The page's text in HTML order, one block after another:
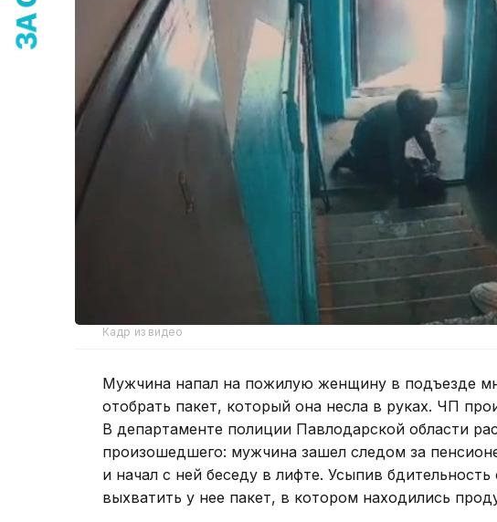
Кадр из видео
Мужчина напал на пожилую женщину в подъезде
отобрать пакет, который она несла в руках. ЧП
В департаменте полиции Павлодарской области
произошедшего: мужчина зашел следом за
и начал с ней беседу в лифте. Усыпив
выхватить у нее пакет, в котором находились